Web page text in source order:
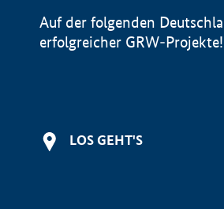
Auf der folgenden
erfolgreicher GRW-Projekte!
LOS GEHT'S